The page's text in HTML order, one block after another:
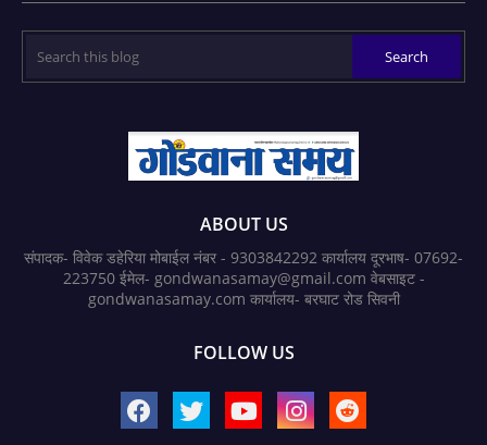
ABOUT US
संपादक- विवेक डहेरिया मोबाईल नंबर - 9303842292 कार्यालय दूरभाष- 07692-
223750 ईमेल- gondwanasamay@gmail.com वेबसाइट -
gondwanasamay.com कार्यालय- बरघाट रोड सिवनी
FOLLOW US